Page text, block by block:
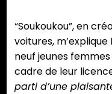
“Soukoukou”, en
voitures,
neuf jeunes
cadre de leur
parti d’une